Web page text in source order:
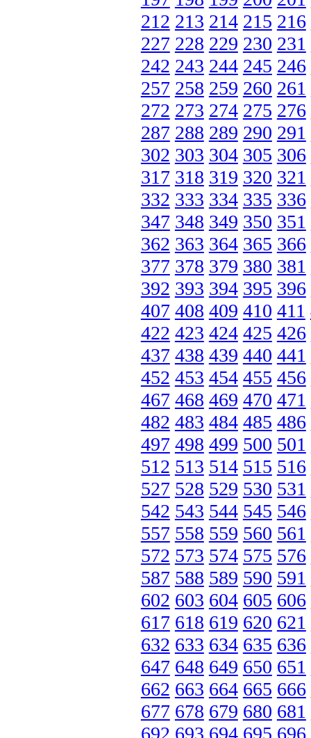
212 213 214 215 216
227 228 229 230 231
242 243 244 245 246
257 258 259 260 261
272 273 274 275 276
287 288 289 290 291
302 303 304 305 306
317 318 319 320 321
332 333 334 335 336
347 348 349 350 351
362 363 364 365 366
377 378 379 380 381
392 393 394 395 396
407 408 409 410 411
422 423 424 425 426
437 438 439 440 441
452 453 454 455 456
467 468 469 470 471
482 483 484 485 486
497 498 499 500 501
512 513 514 515 516
527 528 529 530 531
542 543 544 545 546
557 558 559 560 561
572 573 574 575 576
587 588 589 590 591
602 603 604 605 606
617 618 619 620 621
632 633 634 635 636
647 648 649 650 651
662 663 664 665 666
677 678 679 680 681
692 693 694 695 696